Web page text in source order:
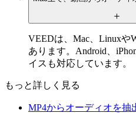
VEEDは、Mac、Linuxや
あります。Android、
イスも対応しています。
もっと詳しく見る
MP4からオーディオを抽